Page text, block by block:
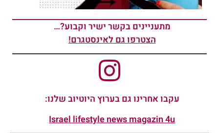
מתעניינים בקשר ישיר וקבוע?…
הצטרפו גם לאינסטגרם!
עקבו אחרינו גם בערוץ היוטיוב שלנו:
Israel lifestyle news magazin 4u